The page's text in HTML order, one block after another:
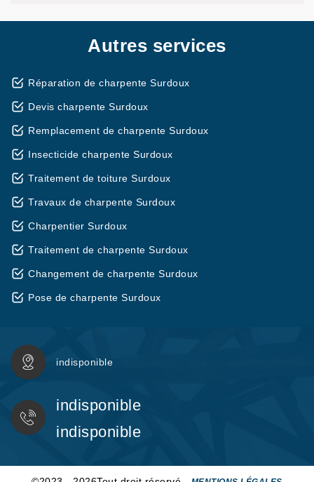
Autres services
Réparation de charpente Surdoux
Devis charpente Surdoux
Remplacement de charpente Surdoux
Insecticide charpente Surdoux
Traitement de toiture Surdoux
Travaux de charpente Surdoux
Charpentier Surdoux
Traitement de charpente Surdoux
Changement de charpente Surdoux
Pose de charpente Surdoux
indisponible
indisponible
indisponible